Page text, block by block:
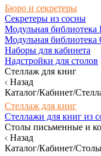
Бюро и секретеры
Секретеры из сосны
Модульная библиотека
Модульная библиотека
Наборы для кабинета
Надстройки для столов
Стеллаж для книг
Назад
Каталог/Кабинет/
Стеллаж для книг
Стеллажи для книг из
Столы письменные и
Назад
Каталог/Кабинет/